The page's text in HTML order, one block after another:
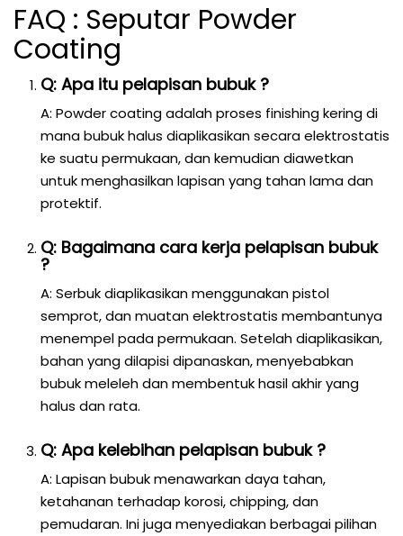
FAQ : Seputar Powder
Coating
Q: Apa itu pelapisan bubuk ?
A: Powder coating adalah proses finishing kering di
mana bubuk halus diaplikasikan secara elektrostatis
ke suatu permukaan, dan kemudian diawetkan
untuk menghasilkan lapisan yang tahan lama dan
protektif.
Q: Bagaimana cara kerja pelapisan bubuk
?
A: Serbuk diaplikasikan menggunakan pistol
semprot, dan muatan elektrostatis membantunya
menempel pada permukaan. Setelah diaplikasikan,
bahan yang dilapisi dipanaskan, menyebabkan
bubuk meleleh dan membentuk hasil akhir yang
halus dan rata.
Q: Apa kelebihan pelapisan bubuk ?
A: Lapisan bubuk menawarkan daya tahan,
ketahanan terhadap korosi, chipping, dan
pemudaran. Ini juga menyediakan berbagai pilihan